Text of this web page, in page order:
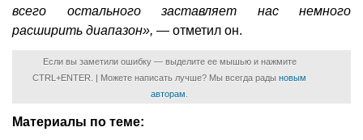
всего остального заставляет нас немного
расширить диапазон», — отметил он.
Если вы заметили ошибку — выделите ее мышью и нажмите
CTRL+ENTER. | Можете написать лучше? Мы всегда рады новым
авторам
Материалы по теме: